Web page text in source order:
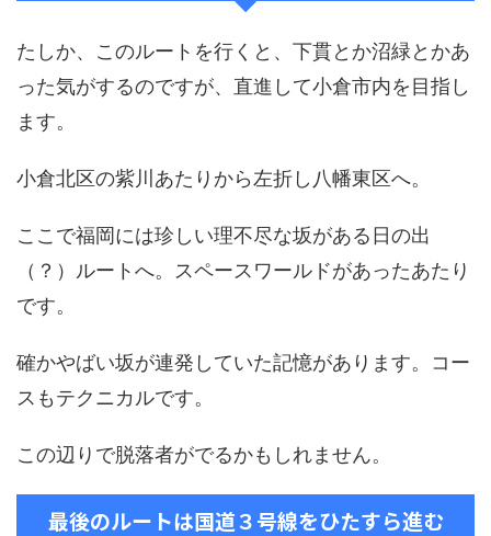
たしか、このルートを行くと、下貫とか沼緑とかあ
った気がするのですが、直進して小倉市内を目指し
ます。
小倉北区の紫川あたりから左折し八幡東区へ。
ここで福岡には珍しい理不尽な坂がある日の出
（？）ルートへ。スペースワールドがあったあたり
です。
確かやばい坂が連発していた記憶があります。コー
スもテクニカルです。
この辺りで脱落者がでるかもしれません。
最後のルートは国道３号線をひたすら進む